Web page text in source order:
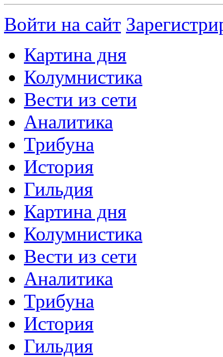
Войти на сайт
Картина дня
Колумнистика
Вести из сети
Аналитика
Трибуна
История
Гильдия
Картина дня
Колумнистика
Вести из сети
Аналитика
Трибуна
История
Гильдия